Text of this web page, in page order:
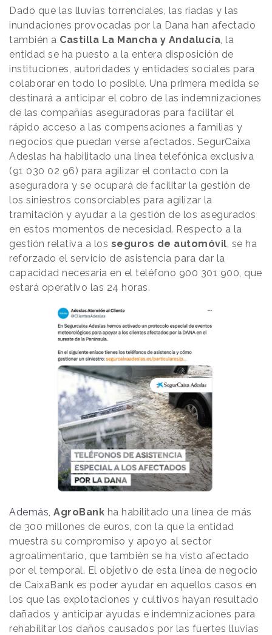
Dado que las lluvias torrenciales, las riadas y las
inundaciones provocadas por la Dana han afectado
también a Castilla La Mancha y Andalucía, la
entidad se ha puesto a la entera disposición de
instituciones, autoridades y entidades sociales para
colaborar en todo lo posible. Una primera medida se
destinará a anticipar el cobro de las indemnizaciones
de las compañías aseguradoras para facilitar el
rápido acceso a las compensaciones a familias y
negocios que puedan verse afectados. SegurCaixa
Adeslas ha habilitado una línea telefónica exclusiva
(91 030 02 96) para agilizar el contacto con la
aseguradora y se ocupará de facilitar la gestión de
los siniestros consorciables para agilizar la
tramitación y ayudar a la gestión de los asegurados
en estos momentos de necesidad. Respecto a la
gestión relativa a los seguros de automóvil, se ha
reforzado el servicio de asistencia para dar la
capacidad necesaria en el teléfono 900 301 900, que
estará operativo las 24 horas.
Además, AgroBank ha habilitado una línea de más
de 300 millones de euros, con la que la entidad
muestra su compromiso y apoyo al sector
agroalimentario, que también se ha visto afectado
por el temporal. El objetivo de esta línea de negocio
de CaixaBank es poder ayudar en aquellos casos en
los que las explotaciones y cultivos hayan resultado
dañados y anticipar ayudas e indemnizaciones para
rehabilitar los daños causados por las fuertes lluvias